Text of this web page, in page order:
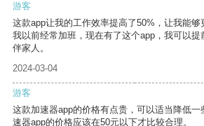
游客
这款app让我的工作效率提高了50%，让我能够
我以前经常加班，现在有了这个app，我可以
伴家人。
2024-03-04
游客
这款加速器app的价格有点贵，可以适当降低
速器app的价格应该在50元以下才比较合理。